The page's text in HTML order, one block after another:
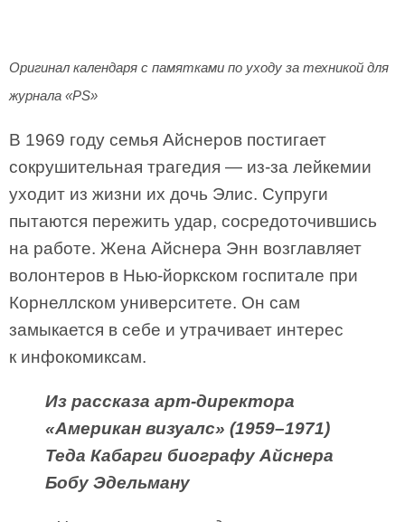
Оригинал календаря с памятками по уходу за техникой для
журнала «PS»
В 1969 году семья Айснеров постигает
сокрушительная трагедия — из-за лейкемии
уходит из жизни их дочь Элис. Супруги
пытаются пережить удар, сосредоточившись
на работе. Жена Айснера Энн возглавляет
волонтеров в Нью-йоркском госпитале при
Корнеллском университете. Он сам
замыкается в себе и утрачивает интерес
к инфокомиксам.
Из рассказа арт-директора
«Американ визуалс» (1959–1971)
Теда Кабарги биографу Айснера
Бобу Эдельману